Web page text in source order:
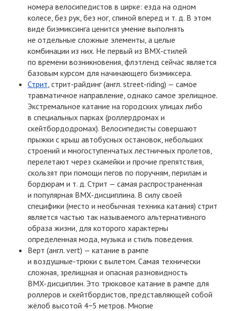
номера велосипедистов в цирке: езда на одном
колесе, без рук, без ног, спиной вперед и т. д. В этом
виде биэмиксинга ценится умение выполнять
не отдельные сложные элементы, а целые
комбинации из них. Не первый из BMX-стилей
по времени возникновения, флэтленд сейчас является
базовым курсом для начинающего биэмиксера.
Стрит, стрит-райдинг (англ. street-riding) — самое
травматичное направление, однако самое зрелищное.
Экстремальное катание на городских улицах либо
в специальных парках (роллердромах и
скейтбордодромах). Велосипедисты совершают
прыжки с крыш автобусных остановок, небольших
строений и многоступенчатых лестничных пролетов,
перелетают через скамейки и прочие препятствия,
скользят при помощи пегов по поручням, перилам и
бордюрам и т. д. Стрит — самая распространенная
и популярная BMX-дисциплина. В силу своей
специфики (место и необычная техника катания) стрит
является частью так называемого альтернативного
образа жизни, для которого характерны
определенная мода, музыка и стиль поведения.
Верт (англ. vert) — катание в рампе
и воздушные-трюки с вылетом. Самая технически
сложная, зрелищная и опасная разновидность
BMX-дисциплин. Это трюковое катание в рампе для
роллеров и скейтбордистов, представляющей собой
жёлоб высотой 4−5 метров. Многие